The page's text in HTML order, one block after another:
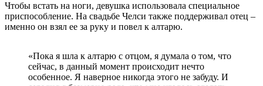
Чтобы встать на ноги, девушка использовала специальное
приспособление. На свадьбе Челси также поддерживал отец –
именно он взял ее за руку и повел к алтарю.
«Пока я шла к алтарю с отцом, я думала о том, что
сейчас, в данный момент происходит нечто
особенное. Я наверное никогда этого не забуду. И